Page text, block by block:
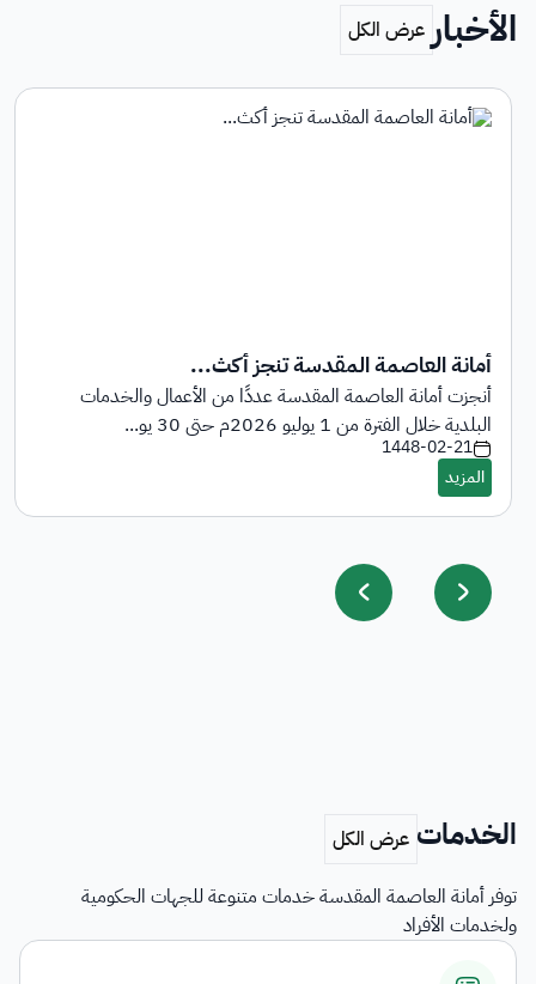
الأخبار
أمانة العاصمة المقدسة تنجز أكث...
أنجزت أمانة العاصمة المقدسة عددًا من الأعمال والخدمات
البلدية خلال الفترة من 1 يوليو 2026م حتى 30 يو...
1448-02-21
الخدمات
توفر أمانة العاصمة المقدسة خدمات متنوعة للجهات الحكومية
ولخدمات الأفراد